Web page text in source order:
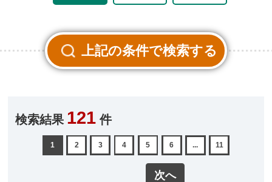
検索結果 121 件
1 2 3 4 5 6 ... 11
次へ